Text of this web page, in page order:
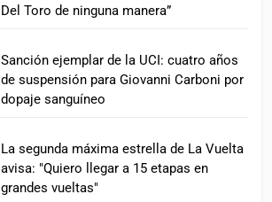
Del Toro de ninguna manera”
Sanción ejemplar de la UCI: cuatro años
de suspensión para Giovanni Carboni por
dopaje sanguíneo
La segunda máxima estrella de La Vuelta
avisa: "Quiero llegar a 15 etapas en
grandes vueltas"